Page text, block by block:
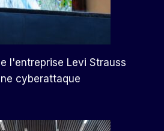
Maintiendra
MAX 9 En
Moins Jusqu’à
l'entreprise Levi Strauss
cyberattaque